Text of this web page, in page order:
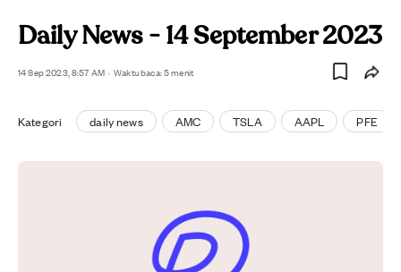
Daily News - 14 September 2023
14 Sep 2023, 8:57 AM · Waktu baca: 5 menit
Kategori daily news AMC TSLA AAPL PFE